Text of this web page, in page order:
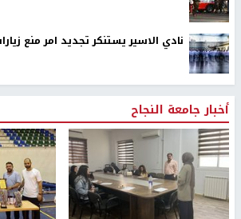
نادي الاسير يستنكر تجديد امر منع
أخبار جامعة النجاح